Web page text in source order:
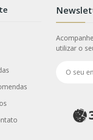
utilizar o